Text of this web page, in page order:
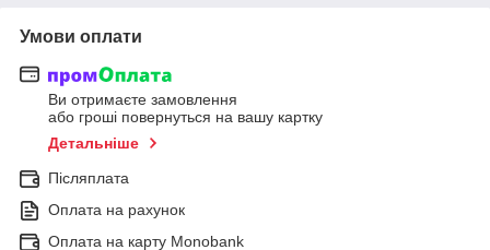
Умови оплати
Ви отримаєте замовлення
або гроші повернуться на вашу картку
Детальніше
Післяплата
Оплата на рахунок
Оплата на карту Monobank